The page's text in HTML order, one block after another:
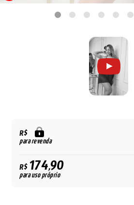
R$
para revenda
R$174,90
para uso próprio